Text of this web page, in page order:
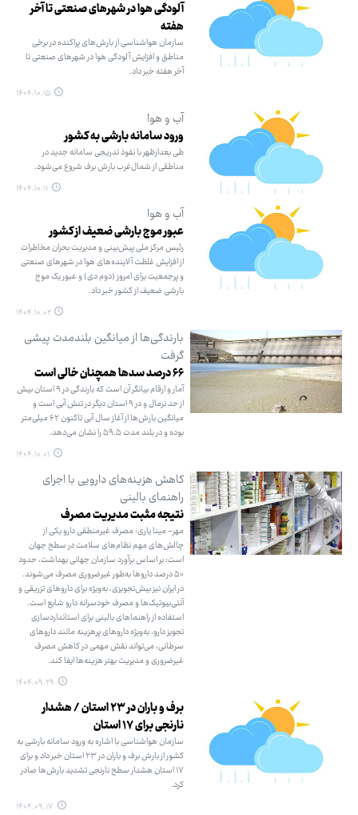
آلودگی هوا در شهرهای صنعتی تا آخر
هفته
سازمان هواشناسی از بارش‌های پراکنده در برخی
مناطق و افزایش آلودگی هوا در شهرهای صنعتی تا
آخر هفته خبر داد.
۱۴۰۴.۱۰.۱۵
آب و هوا
ورود سامانه بارشی به کشور
طی بعدازظهر با نفوذ تدریجی سامانه جدید در
مناطقی از شمال‌غرب بارش برف شروع می‌شود.
۱۴۰۴.۱۰.۱۱
آب و هوا
عبور موج بارشی ضعیف از کشور
رئیس مرکز ملی پیش‌بینی و مدیریت بحران مخاطرات
از افزایش غلظت آلاینده‌های هوا در شهرهای صنعتی
و پرجمعیت برای امروز (دوم دی‌) و عبور یک موج
بارشی ضعیف از کشور خبر داد.
۱۴۰۴.۱۰.۰۲
بارندگی‌ها از میانگین بلندمدت پیشی
گرفت
۶۶ درصد سدها همچنان خالی است
آمار و ارقام بیانگر آن است که بارندگی در ۹ استان بیش
از حد نرمال و در ۹ استان دیگر در تنش آبی است و
میانگین بارش‌ها از آغاز سال آبی تاکنون ۶۲ میلی‌متر
بوده و در بلند مدت ۵۹.۵ را نشان می‌دهد.
۱۴۰۴.۱۰.۰۱
کاهش هزینه‌های دارویی با اجرای
راهنمای بالینی
نتیجه مثبت مدیریت مصرف
مهر- مینا یاری: مصرف غیرمنطقی دارو یکی از
چالش‌های مهم نظام‌های سلامت در سطح جهان
است؛ بر اساس برآورد سازمان جهانی بهداشت، حدود
۵۰ درصد داروها به‌طور غیرضروری مصرف می‌شوند.
در ایران نیز بیش‌تجویزی، به‌ویژه برای داروهای تزریقی و
آنتی‌بیوتیک‌ها و مصرف خودسرانه دارو شایع است.
استفاده از راهنماهای بالینی برای استانداردسازی
تجویز دارو، به‌ویژه داروهای پرهزینه مانند داروهای
سرطانی، می‌تواند نقش مهمی در کاهش مصرف
غیرضروری و مدیریت بهتر هزینه‌ها ایفا کند.
۱۴۰۴.۰۹.۲۹
برف و باران در ۲۳ استان / هشدار
نارنجی برای ۱۷ استان
سازمان هواشناسی با اشاره به ورود سامانه بارشی به
کشور از بارش برف و باران در ۲۳ استان خبر داد و برای
۱۷ استان هشدار سطح نارنجی تشدید بارش‌ها صادر
کرد.
۱۴۰۴.۰۹.۱۷